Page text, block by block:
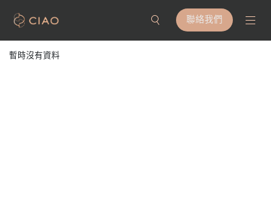
聯絡我們
暫時沒有資料